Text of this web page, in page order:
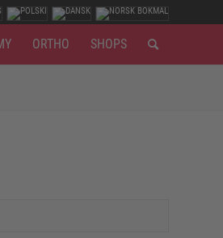
ORTHO SHOPS